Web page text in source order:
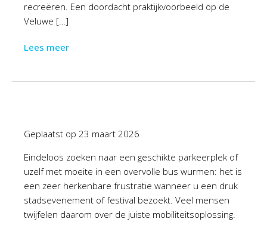
recreëren. Een doordacht praktijkvoorbeeld op de
Veluwe […]
Lees meer
Geplaatst op 23 maart 2026
Eindeloos zoeken naar een geschikte parkeerplek of
uzelf met moeite in een overvolle bus wurmen: het is
een zeer herkenbare frustratie wanneer u een druk
stadsevenement of festival bezoekt. Veel mensen
twijfelen daarom over de juiste mobiliteitsoplossing.